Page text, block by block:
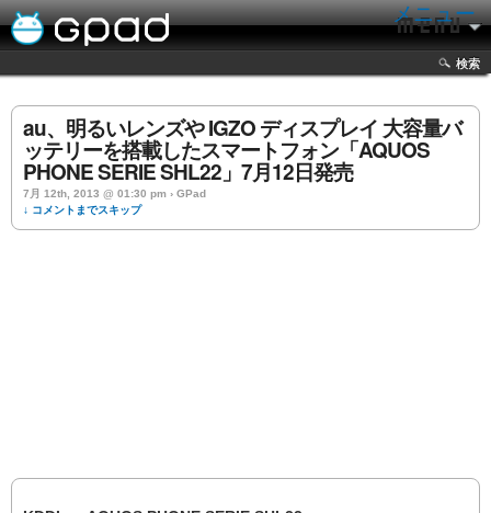
メニュー
検索
au、明るいレンズや IGZO ディスプレイ 大容量バ
ッテリーを搭載したスマートフォン「AQUOS
PHONE SERIE SHL22」7月12日発売
7月 12th, 2013 @ 01:30 pm › GPad
↓ コメントまでスキップ